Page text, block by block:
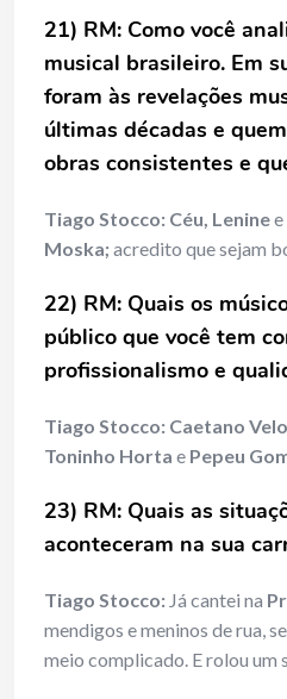
21) RM: Como você
musical brasileiro. Em
foram às revelações
últimas décadas e
obras consistentes e
Tiago Stocco: Céu, Leninee
Moska;acredito que sejam
22) RM: Quais os
público que você tem
profissionalismo e
Tiago Stocco: Caetano
Toninho Horta e Pepeu
23) RM: Quais as
aconteceram na sua
Tiago Stocco: Já cantei na
mendigos e meninos de rua,
meio complicado. E rolou um